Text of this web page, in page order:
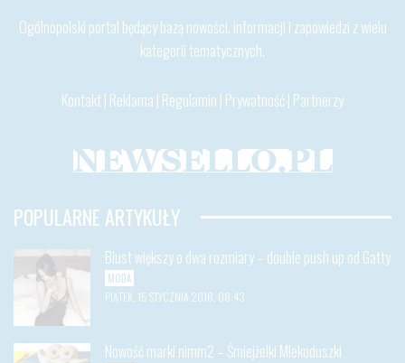
Ogólnopolski portal będący bazą nowości, informacji i zapowiedzi z wielu
kategorii tematycznych.
Kontakt | Reklama | Regulamin | Prywatność| Partnerzy
POPULARNE ARTYKUŁY
Biust większy o dwa rozmiary – double push up od Gatty
MODA
PIĄTEK, 15 STYCZNIA 2016, 08:43
Nowość marki nimm2 – Śmiejżelki Mlekoduszki